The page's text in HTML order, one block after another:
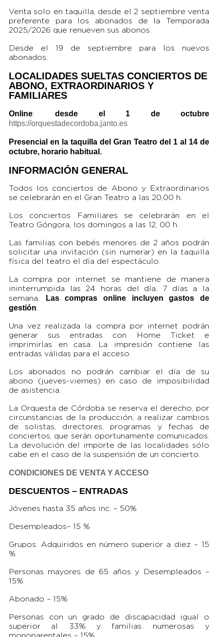
Venta solo en taquilla, desde el 2 septiembre venta
preferente para los abonados de la Temporada
2025/2026 que renueven sus abonos.
Desde el 19 de septiembre para los nuevos
abonados.
LOCALIDADES SUELTAS CONCIERTOS DE
ABONO, EXTRAORDINARIOS Y
FAMILIARES
Online:desde el 1 de octubre
https://orquestadecordoba.janto.es
Presencial en la taquilla del Gran Teatro del 1 al 14 de
octubre, horario habitual.
INFORMACIÓN GENERAL
Todos los conciertos de Abono y Extraordinarios
se celebrarán en el Gran Teatro a las 20,00 h.
Los conciertos Familiares se celebrarán en el
Teatro Góngora, los domingos a las 12, 00 h.
Las familias con bebés menores de 2 años podrán
solicitar una invitación (sin numerar) en la taquilla
física del teatro el día del espectáculo.
La compra por internet se mantiene de manera
ininterrumpida las 24 horas del día, 7 días a la
semana.
Las compras online incluyen gastos de
gestión.
Una vez realizada la compra por internet podrán
generar sus entradas con Home Ticket e
imprimirlas en casa. La impresión contiene las
entradas válidas para el acceso.
Los abonados no podrán cambiar el día de su
abono (jueves-viernes) en caso de imposibilidad
de asistencia.
La Orquesta de Córdoba se reserva el derecho, por
circunstancias de la producción, a realizar cambios
de solistas, directores, programas y fechas de
conciertos, que serán oportunamente comunicados.
La devolución del importe de las localidades sólo
cabe en el caso de la suspensión de un concierto.
CONDICIONES DE VENTA Y ACCESO
DESCUENTOS – ENTRADAS
Jóvenes hasta 35 años inc. – 50%
Desempleados– 15 %
Grupos: Adquiridos en número superior a diez – 15
%
Personas mayores de 65 años y Desempleados –
15%
Abonado – 15%
Personas con un grado de discapacidad igual o
superior al 33% y familias numerosas y